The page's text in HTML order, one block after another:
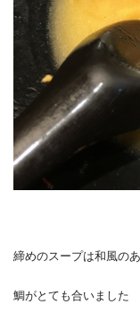
締めのスープは和風の
鯛がとても合いました